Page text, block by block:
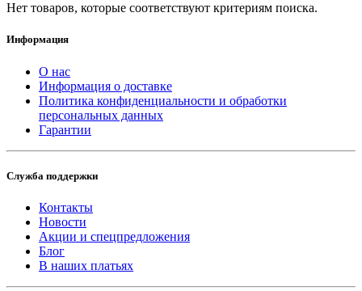
Нет товаров, которые соответствуют критериям поиска.
Информация
О нас
Информация о доставке
Политика конфиденциальности и обработки
персональных данных
Гарантии
Служба поддержки
Контакты
Новости
Акции и спецпредложения
Блог
В наших платьях